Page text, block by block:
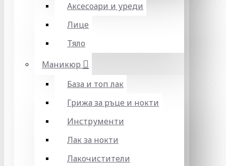
Аксесоари и уреди
Лице
Тяло
Маникюр
База и топ лак
Грижа за ръце и нокти
Инструменти
Лак за нокти
Лакочистители